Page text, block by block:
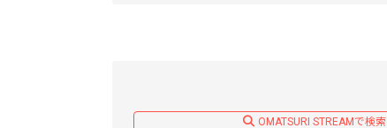
OMATSURI STREAMで検索